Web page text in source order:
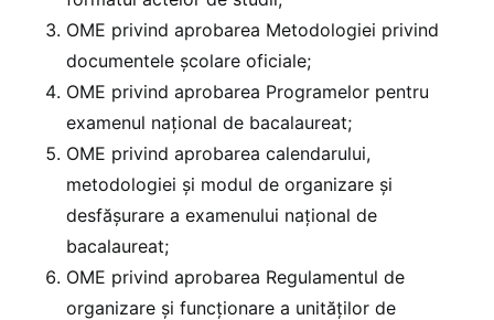
OME privind aprobarea Metodologiei privind
documentele școlare oficiale;
OME privind aprobarea Programelor pentru
examenul național de bacalaureat;
OME privind aprobarea calendarului,
metodologiei şi modul de organizare şi
desfăşurare a examenului național de
bacalaureat;
OME privind aprobarea Regulamentul de
organizare și funcționare a unităților de